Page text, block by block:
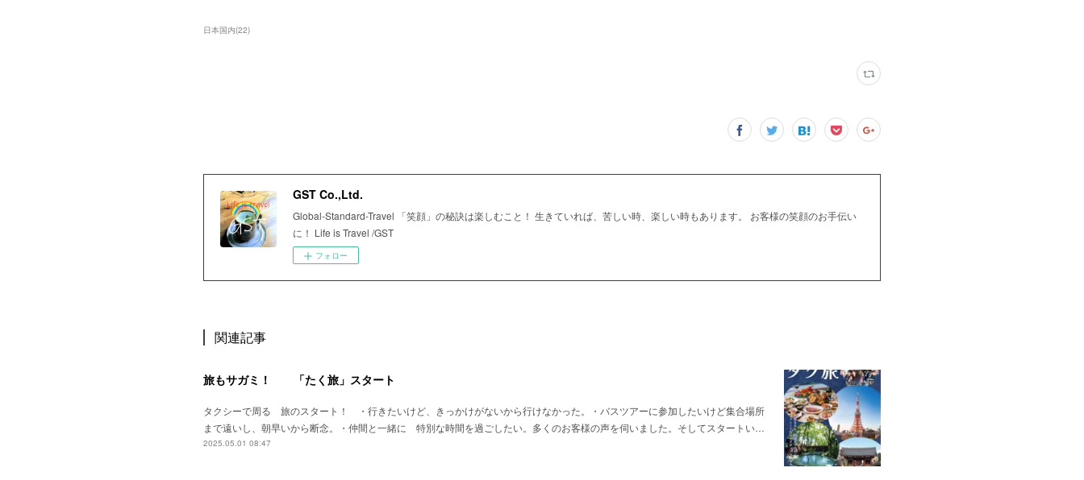
日本国内(22)
GST Co.,Ltd.
Global-Standard-Travel 「笑顔」の秘訣は楽しむこと！ 生きていれば、苦しい時、楽しい時もあります。 お客様の笑顔のお手伝い
に！ Life is Travel /GST
フォロー
関連記事
旅もサガミ！ 「たく旅」スタート
タクシーで周る 旅のスタート！ ・行きたいけど、きっかけがないから行けなかった。・バスツアーに参加したいけど集合場所
まで遠いし、朝早いから断念。・仲間と一緒に 特別な時間を過ごしたい。多くのお客様の声を伺いました。そしてスタートい…
2025.05.01 08:47